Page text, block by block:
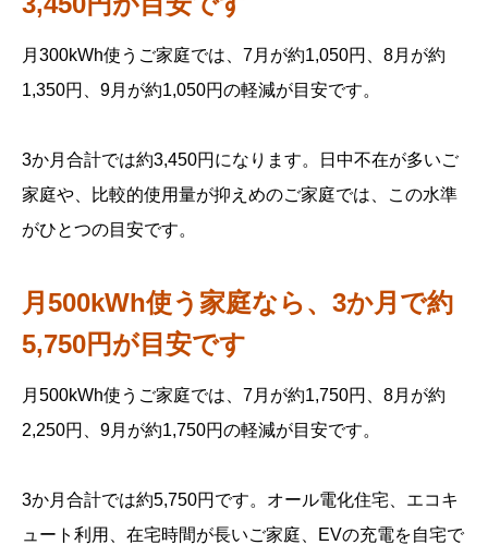
月300kWh使うご家庭では、7月が約1,050円、8月が約
1,350円、9月が約1,050円の軽減が目安です。
3か月合計では約3,450円になります。日中不在が多いご
家庭や、比較的使用量が抑えめのご家庭では、この水準
がひとつの目安です。
月500kWh使う家庭なら、3か月で約
5,750円が目安です
月500kWh使うご家庭では、7月が約1,750円、8月が約
2,250円、9月が約1,750円の軽減が目安です。
3か月合計では約5,750円です。オール電化住宅、エコキ
ュート利用、在宅時間が長いご家庭、EVの充電を自宅で